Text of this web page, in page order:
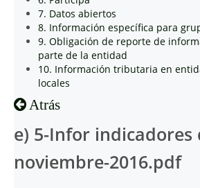
7. Datos abiertos
8. Información específica para
9. Obligación de reporte de
parte de la entidad
10. Información tributaria en
locales
Atrás
e) 5-Infor indicadores
noviembre-2016.pdf